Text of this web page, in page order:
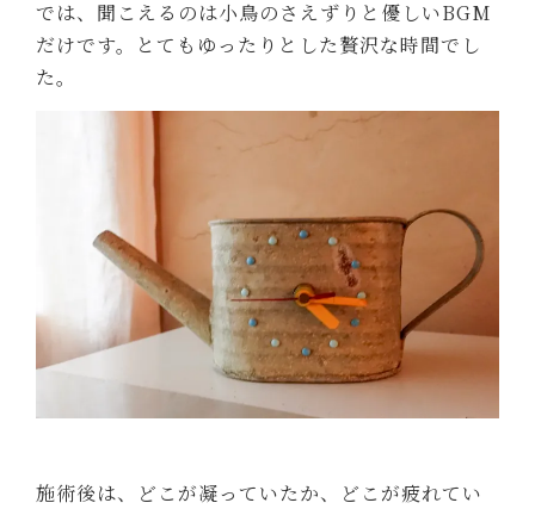
では、聞こえるのは小鳥のさえずりと優しいBGM
だけです。とてもゆったりとした贅沢な時間でし
た。
施術後は、どこが凝っていたか、どこが疲れてい